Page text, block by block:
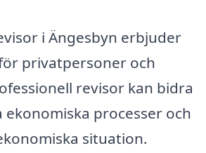
i Ängesbyn erbjuder
privatpersoner och
revisor kan bidra
processer och
situation.